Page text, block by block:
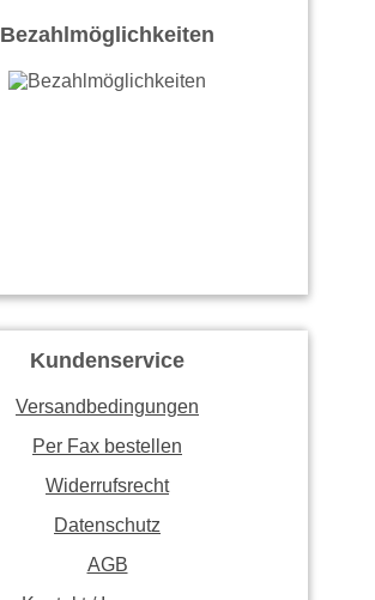
Bezahlmöglichkeiten
Kundenservice
Versandbedingungen
Per Fax bestellen
Widerrufsrecht
Datenschutz
AGB